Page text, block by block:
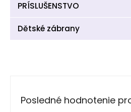
PRÍSLUŠENSTVO
Dětské zábrany
Posledné hodnotenie